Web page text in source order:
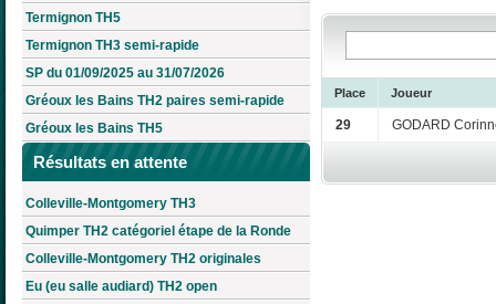
Termignon TH5
Termignon TH3 semi-rapide
SP du 01/09/2025 au 31/07/2026
Gréoux les Bains TH2 paires semi-rapide
Gréoux les Bains TH5
Résultats en attente
Colleville-Montgomery TH3
Quimper TH2 catégoriel étape de la Ronde
Colleville-Montgomery TH2 originales
Eu (eu salle audiard) TH2 open
Place Joueur
29 GODARD